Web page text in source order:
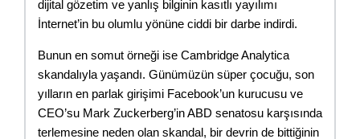
dijital gözetim ve yanlış bilginin kasıtlı yayılımı
İnternet’in bu olumlu yönüne ciddi bir darbe indirdi.
Bunun en somut örneği ise Cambridge Analytica
skandalıyla yaşandı. Günümüzün süper çocuğu, son
yılların en parlak girişimi Facebook’un kurucusu ve
CEO’su Mark Zuckerberg’in ABD senatosu karşısında
terlemesine neden olan skandal, bir devrin de bittiğinin